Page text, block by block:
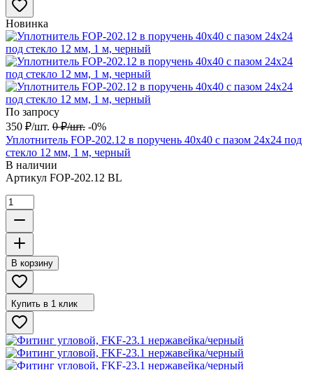
Новинка
По запросу
350 ₽/шт. 0 ₽/шт. -0%
Уплотнитель FOP-202.12 в поручень 40х40 с пазом 24х24 под
стекло 12 мм, 1 м, черный
В наличии
Артикул FOP-202.12 BL
В корзину
Купить в 1 клик